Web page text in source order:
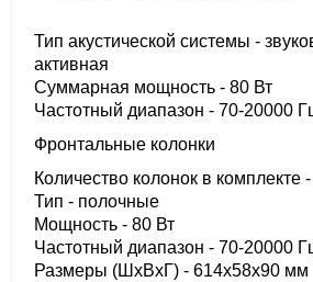
Тип акустической системы -
активная
Суммарная мощность - 80 Вт
Частотный диапазон - 70-20000
Фронтальные колонки
Количество колонок в комплекте
Тип - полочные
Мощность - 80 Вт
Частотный диапазон - 70-20000
Размеры (ШхВхГ) - 614x58x90 мм